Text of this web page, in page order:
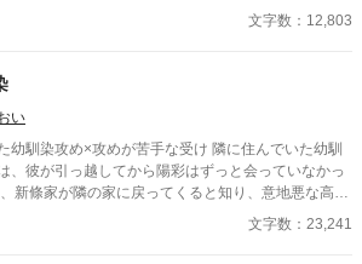
は自覚するが、一時の怒りで「じゃあ、別れるか」
う。自分を甘やかし、望むことしかしない部下は別
ラブ。 ケンカップル好きへ捧げます。 ムーンラ
より転載（「多分、じゃない」より改題）。
文字数：12,803
い
攻め×攻めが苦手な受け 隣に住んでいた幼馴
、彼が引っ越してから陽彩はずっと会っていなかっ
新條家が隣の家に戻ってくると知り、意地悪な高臣
に陽彩はショックを受けるが――。 〔攻め〕新條
佐坂 陽彩
文字数：23,241